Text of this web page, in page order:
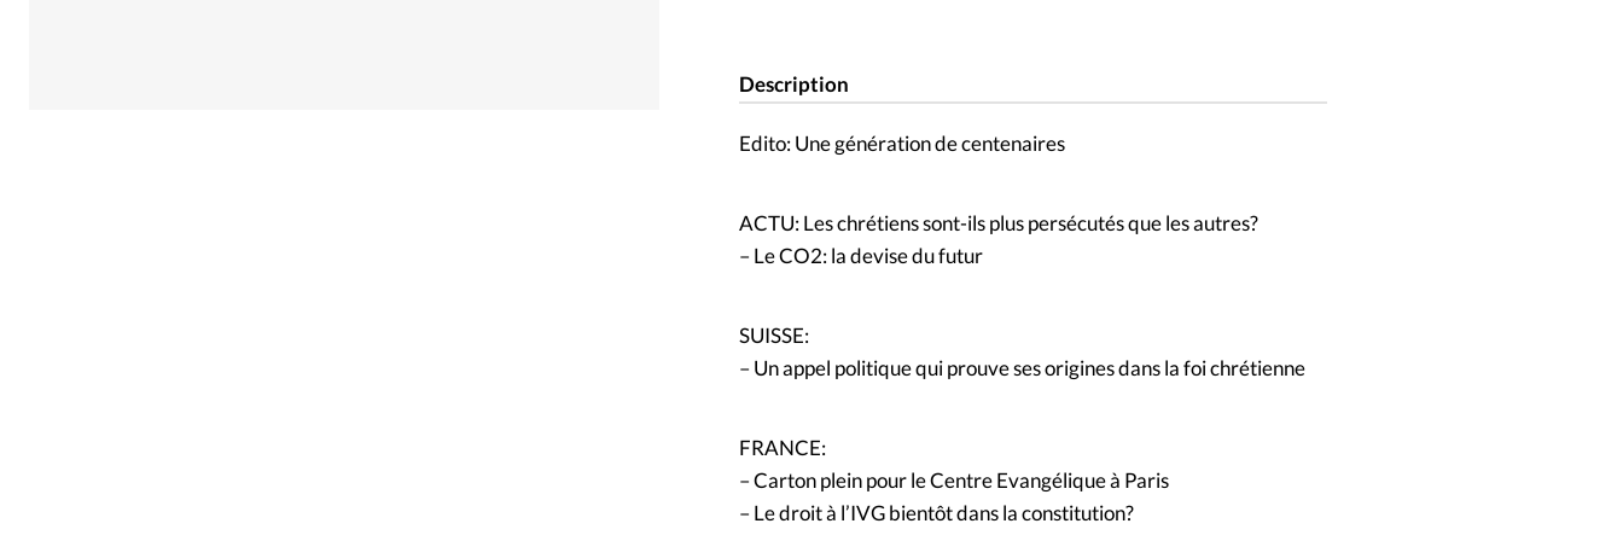
Description
Edito: Une génération de centenaires
ACTU: Les chrétiens sont-ils plus persécutés que les autres?
– Le CO2: la devise du futur
SUISSE:
– Un appel politique qui prouve ses origines dans la foi chrétienne
FRANCE:
– Carton plein pour le Centre Evangélique à Paris
– Le droit à l’IVG bientôt dans la constitution?